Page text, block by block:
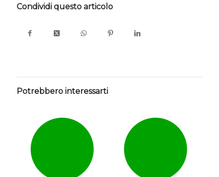
Condividi questo articolo
Potrebbero interessarti